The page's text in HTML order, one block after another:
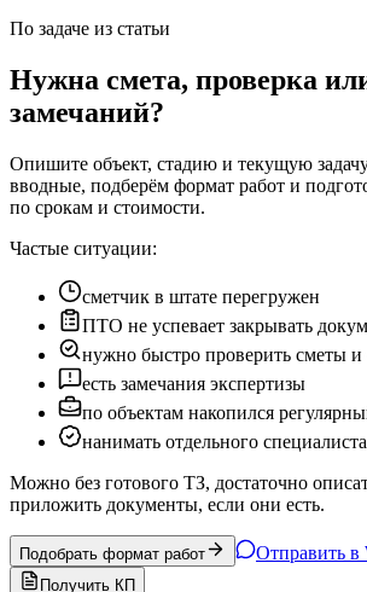
По задаче из статьи
Нужна смета, проверка
замечаний?
Опишите объект, стадию и текущую
вводные, подберём формат работ и
по срокам и стоимости.
Частые ситуации:
сметчик в штате перегружен
ПТО не успевает закрывать
нужно быстро проверить сметы
есть замечания экспертизы
по объектам накопился
нанимать отдельного
Можно без готового ТЗ, достаточно
приложить документы, если они есть.
Подобрать формат работ Отправить в
Получить КП